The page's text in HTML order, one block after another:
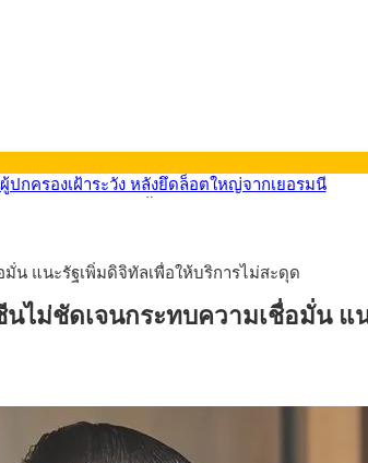
มองเฟดคงดอกเบี้ย
รัฐฯ
เศรษฐกิจ ดันไทยโตเต็มศักยภาพ
กครองเฝ้าระวัง หลังยึดล็อตใหญ่จากเยอรมนี
น แนะรัฐเพิ่มดิจิทัลเพื่อให้บริการไม่สะดุด
ม่ชัดเจนกระทบความเชื่อมั่น แ